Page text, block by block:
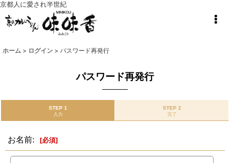
京都人に愛され半世紀
ホーム > ログイン > パスワード再発行
パスワード再発行
STEP 1
入力
STEP 2
完了
お名前: [必須]